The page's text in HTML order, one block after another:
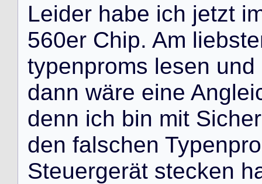
Leider habe ich jetzt i
560er Chip. Am liebste
typenproms lesen und
dann wäre eine Anglei
denn ich bin mit Sicher
den falschen Typenpro
Steuergerät stecken h